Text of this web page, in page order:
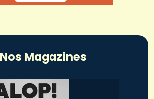
Nos Magazines